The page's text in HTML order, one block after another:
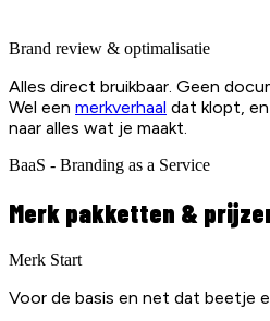
Brand review & optimalisatie
Alles direct bruikbaar. Geen
Wel een merkverhaal dat klopt,
naar alles wat je maakt.
BaaS - Branding as a Service
Merk pakketten &
Merk Start
Voor de basis en net dat beetje